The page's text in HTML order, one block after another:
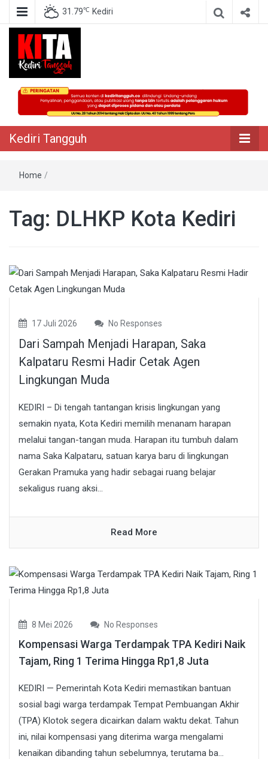
31.79℃ Kediri
Kediri Tangguh
Berita Akurat Terpercaya
Kediri Tangguh
Home /
Tag: DLHKP Kota Kediri
17 Juli 2026 No Responses
Dari Sampah Menjadi Harapan, Saka
Kalpataru Resmi Hadir Cetak Agen
Lingkungan Muda
KEDIRI – Di tengah tantangan krisis lingkungan yang
semakin nyata, Kota Kediri memilih menanam harapan
melalui tangan-tangan muda. Harapan itu tumbuh dalam
nama Saka Kalpataru, satuan karya baru di lingkungan
Gerakan Pramuka yang hadir sebagai ruang belajar
sekaligus ruang aksi...
Read More
8 Mei 2026 No Responses
Kompensasi Warga Terdampak TPA Kediri Naik
Tajam, Ring 1 Terima Hingga Rp1,8 Juta
KEDIRI — Pemerintah Kota Kediri memastikan bantuan
sosial bagi warga terdampak Tempat Pembuangan Akhir
(TPA) Klotok segera dicairkan dalam waktu dekat. Tahun
ini, nilai kompensasi yang diterima warga mengalami
kenaikan dibanding tahun sebelumnya, terutama ba...